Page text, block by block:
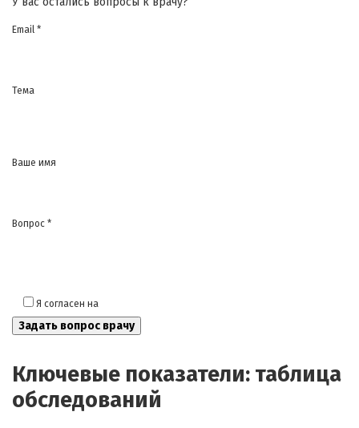
Email *
Тема
Ваше имя
Вопрос *
Я согласен на
Ключевые показатели: таблица
обследований